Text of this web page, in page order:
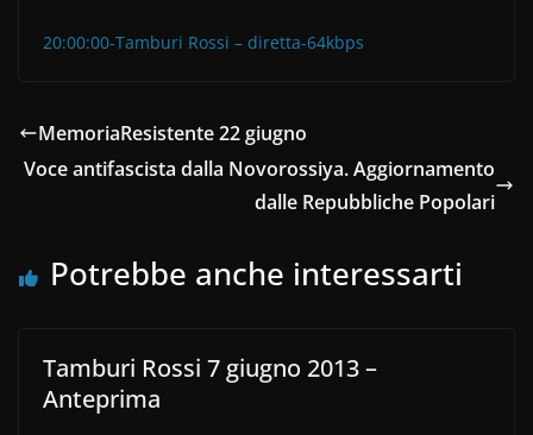
20:00:00-Tamburi Rossi – diretta-64kbps
MemoriaResistente 22 giugno
Voce antifascista dalla Novorossiya. Aggiornamento
dalle Repubbliche Popolari
Potrebbe anche interessarti
Tamburi Rossi 7 giugno 2013 –
Anteprima